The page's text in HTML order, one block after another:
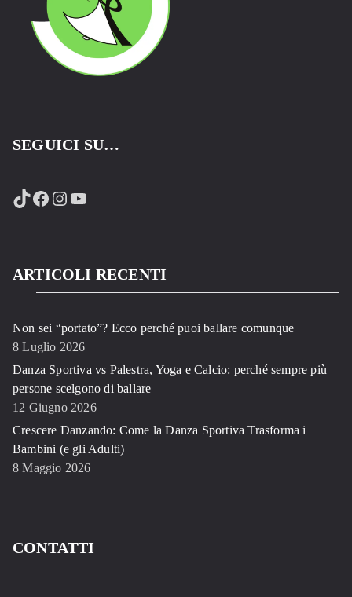
SEGUICI SU…
TikTok
Facebook
Instagram
YouTube
ARTICOLI RECENTI
Non sei “portato”? Ecco perché puoi ballare comunque
8 Luglio 2026
Danza Sportiva vs Palestra, Yoga e Calcio: perché sempre più
persone scelgono di ballare
12 Giugno 2026
Crescere Danzando: Come la Danza Sportiva Trasforma i
Bambini (e gli Adulti)
8 Maggio 2026
CONTATTI